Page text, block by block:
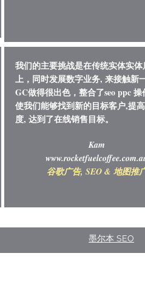
我们的主要挑战是在传统实体实
上，同时发展数字业务, 来接触新
GC做得很出色，整合了seo ppc 操
使我们能够找到新的目标客户,提
度, 达到了在线销售目标。
Kam
谷歌广告, SEO & 地图推
墨尔本 SEO